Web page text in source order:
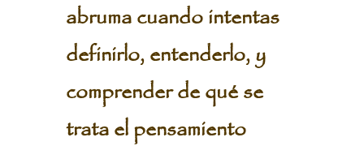
abruma cuando intentas
definirlo, entenderlo, y
comprender de qué se
trata el pensamiento